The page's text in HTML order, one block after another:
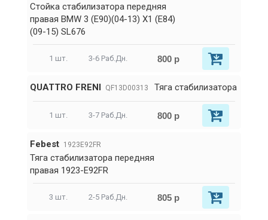
Стойка стабилизатора передняя
правая BMW 3 (E90)(04-13) X1 (E84)
(09-15) SL676
1 шт. 3-6 Раб.Дн. 800 р
QUATTRO FRENI QF13D00313 Тяга стабилизатора
1 шт. 3-7 Раб.Дн. 800 р
Febest 1923E92FR
Тяга стабилизатора передняя
правая 1923-E92FR
3 шт. 2-5 Раб.Дн. 805 р